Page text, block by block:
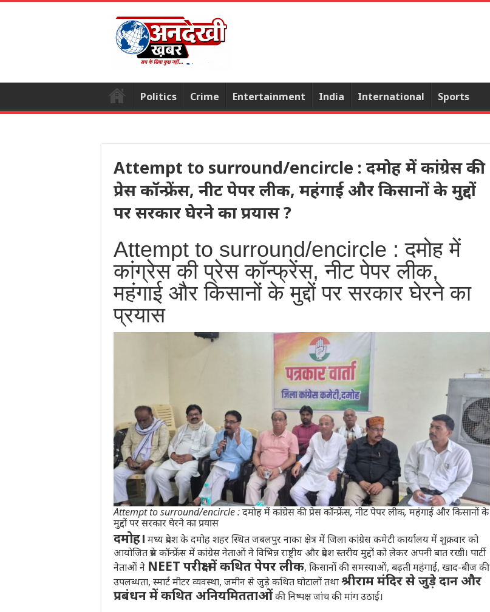
Politics Crime Entertainment India International Sports
Attempt to surround/encircle : दमोह में कांग्रेस की
प्रेस कॉन्फ्रेंस, नीट पेपर लीक, महंगाई और किसानों के मुद्दों
पर सरकार घेरने का प्रयास ?
Attempt to surround/encircle : दमोह में
कांग्रेस की प्रेस कॉन्फ्रेंस, नीट पेपर लीक,
महंगाई और किसानों के मुद्दों पर सरकार घेरने का
प्रयास
Attempt to surround/encircle : दमोह में कांग्रेस की प्रेस कॉन्फ्रेंस, नीट पेपर लीक, महंगाई और किसानों के
मुद्दों पर सरकार घेरने का प्रयास
दमोह। मध्य प्रदेश के दमोह शहर स्थित जबलपुर नाका क्षेत्र में जिला कांग्रेस कमेटी कार्यालय में शुक्रवार को
आयोजित प्रेस कॉन्फ्रेंस में कांग्रेस नेताओं ने विभिन्न राष्ट्रीय और प्रदेश स्तरीय मुद्दों को लेकर अपनी बात रखी। पार्टी
नेताओं ने NEET परीक्षा में कथित पेपर लीक, किसानों की समस्याओं, बढ़ती महंगाई, खाद-बीज की
उपलब्धता, स्मार्ट मीटर व्यवस्था, जमीन से जुड़े कथित घोटालों तथाश्रीराम मंदिर से जुड़े दान और
प्रबंधन में कथित अनियमितताओंकी निष्पक्ष जांच की मांग उठाई।